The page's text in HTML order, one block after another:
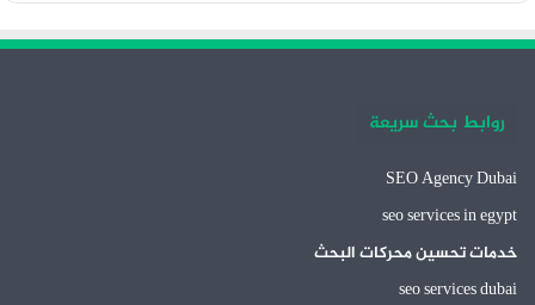
روابط بحث سريعة
SEO Agency Dubai
seo services in egypt
خدمات تحسين محركات البحث
seo services dubai